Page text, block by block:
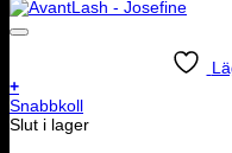
+
Snabbkoll
Slut i lager